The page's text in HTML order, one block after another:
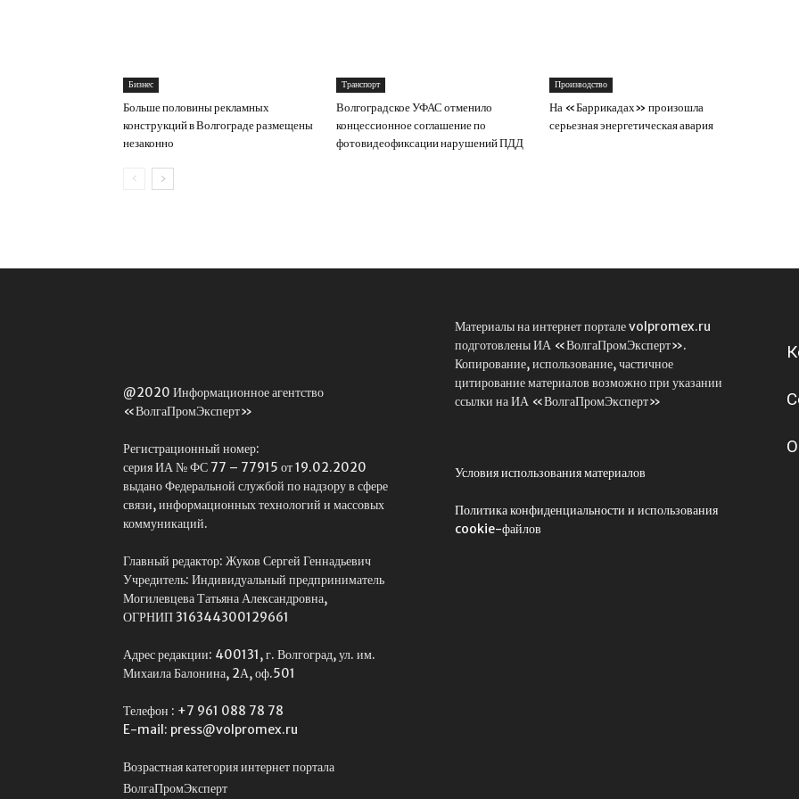
Бизнес
Больше половины рекламных
конструкций в Волгограде размещены
незаконно
Транспорт
Волгоградское УФАС отменило
концессионное соглашение по
фотовидеофиксации нарушений ПДД
Производство
На «Баррикадах» произошла
серьезная энергетическая авария
@2020 Информационное агентство
«ВолгаПромЭксперт»
Регистрационный номер:
серия ИА № ФС 77 – 77915 от 19.02.2020
выдано Федеральной службой по надзору в сфере
связи, информационных технологий и массовых
коммуникаций.
Главный редактор: Жуков Сергей Геннадьевич
Учредитель: Индивидуальный предприниматель
Могилевцева Татьяна Александровна,
ОГРНИП 316344300129661
Адрес редакции: 400131, г. Волгоград, ул. им.
Михаила Балонина, 2А, оф.501
Телефон : +7 961 088 78 78
E-mail: press@volpromex.ru
Возрастная категория интернет портала
ВолгаПромЭксперт
Материалы на интернет портале volpromex.ru
подготовлены ИА «ВолгаПромЭксперт».
Копирование, использование, частичное
цитирование материалов возможно при указании
ссылки на ИА «ВолгаПромЭксперт»
Условия использования материалов
Политика конфиденциальности и использования
cookie-файлов